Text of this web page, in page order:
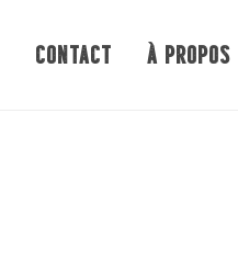
CONTACT À PROPOS